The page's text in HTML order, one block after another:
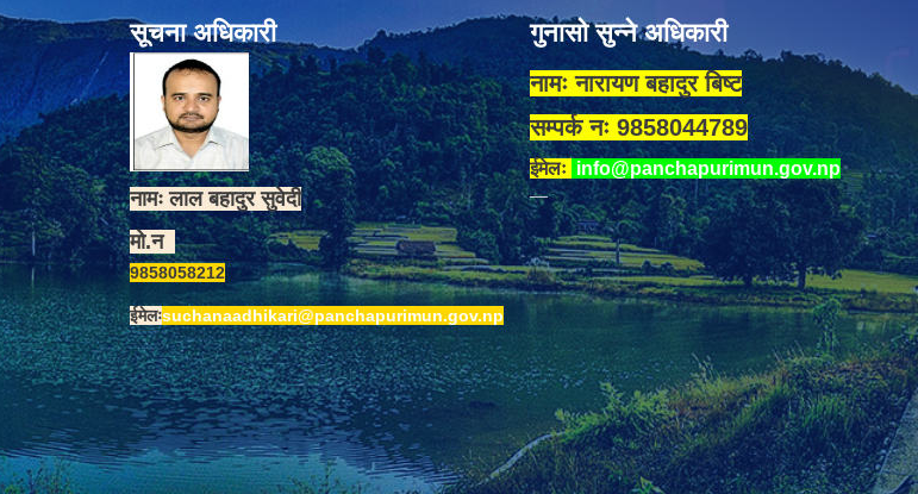
सूचना अधिकारी
नामः लाल बहादुर सुवेदी
मो.न
9858058212
ईमेलःsuchanaadhikari@panchapurimun.gov.np
गुनासो सुन्ने अधिकारी
नामः नारायण बहादुर बिष्ट
सम्पर्क नः 9858044789
ईमेलः info@panchapurimun.gov.np